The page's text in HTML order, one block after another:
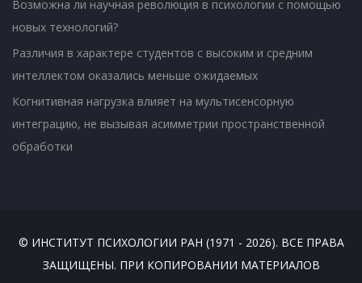
Возможна ли научная революция в психологии с помощью
новых технологий?
Различия в характере студентов с высоким и средним
интеллектом оказались меньше ожидаемых
Когнитивная нагрузка влияет на мультисенсорную
интеграцию, не вызывая асимметрии пространственной
обработки
© ИНСТИТУТ ПСИХОЛОГИИ РАН (1971 - 2026). ВСЕ ПРАВА
ЗАЩИЩЕНЫ. ПРИ КОПИРОВАНИИ МАТЕРИАЛОВ